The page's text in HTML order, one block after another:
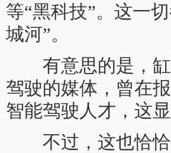
等“黑科技”。这一
城河”。
有意思的是，缸
驾驶的媒体，曾在
智能驾驶人才，这
不过，这也恰恰